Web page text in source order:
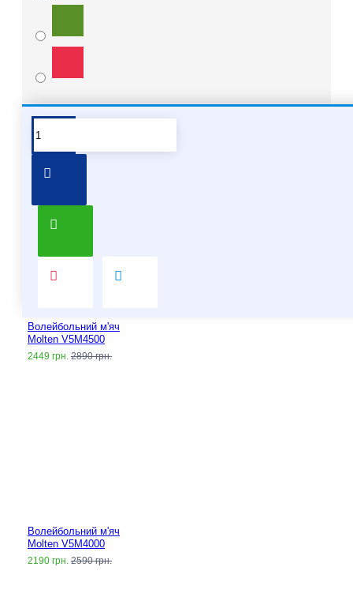
Волейбольний м'яч
Molten V5M4500
2449 грн. 2890 грн.
Волейбольний м'яч
Molten V5M4000
2190 грн. 2590 грн.